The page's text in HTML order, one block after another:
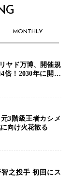
MONTHLY
ヤド万博、開催規
倍！2030年に開幕
3階級王者カシメ
之投手 初回にス